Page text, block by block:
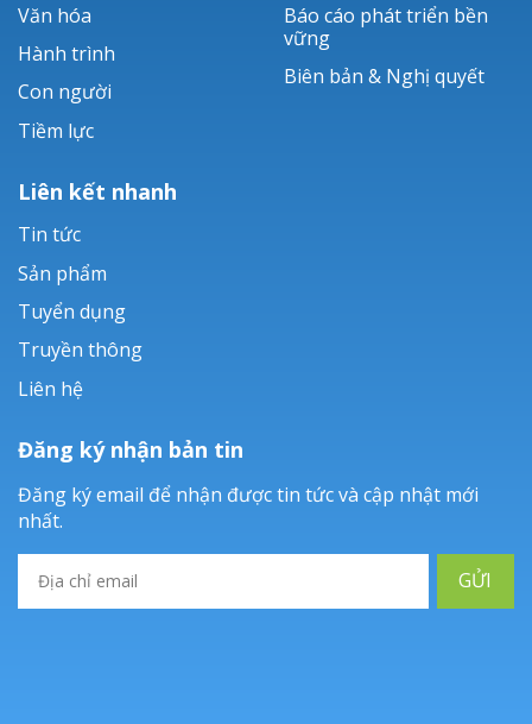
Văn hóa
Hành trình
Con người
Tiềm lực
Báo cáo phát triển bền
vững
Biên bản & Nghị quyết
Liên kết nhanh
Tin tức
Sản phẩm
Tuyển dụng
Truyền thông
Liên hệ
Đăng ký nhận bản tin
Đăng ký email để nhận được tin tức và cập nhật mới
nhất.
GỬI